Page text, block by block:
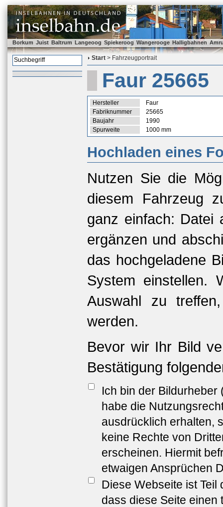
Borkum Juist Baltrum Langeoog Spiekeroog Wangerooge Halligbahnen
Start > Fahrzeugportrait
Faur 25665
Hersteller
Faur
Fabriknummer
25665
Baujahr
1990
Spurweite
1000 mm
Hochladen eines
Nutzen Sie die
diesem Fahrzeug
ganz einfach: Datei
ergänzen und
das hochgeladene
System einstellen.
Auswahl zu
werden.
Bevor wir Ihr Bild
Bestätigung
Ich bin der
habe die
ausdrücklich erhalten,
keine Rechte von
erscheinen. Hiermit
etwaigen Ansprüchen
Diese Webseite ist Teil
dass diese Seite einen